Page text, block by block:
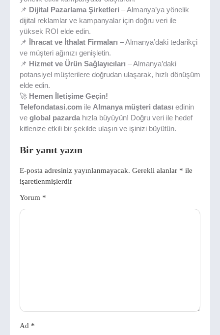
📌 Dijital Pazarlama Şirketleri – Almanya’ya yönelik
dijital reklamlar ve kampanyalar için doğru veri ile
yüksek ROI elde edin.
📌 İhracat ve İthalat Firmaları – Almanya’daki tedarikçi
ve müşteri ağınızı genişletin.
📌 Hizmet ve Ürün Sağlayıcıları – Almanya’daki
potansiyel müşterilere doğrudan ulaşarak, hızlı dönüşüm
elde edin.
🚀 Hemen İletişime Geçin!
Telefondatasi.com ile Almanya müşteri datası edinin
ve global pazarda hızla büyüyün! Doğru veri ile hedef
kitlenize etkili bir şekilde ulaşın ve işinizi büyütün.
Bir yanıt yazın
E-posta adresiniz yayınlanmayacak. Gerekli alanlar * ile
işaretlenmişlerdir
Yorum *
Ad *